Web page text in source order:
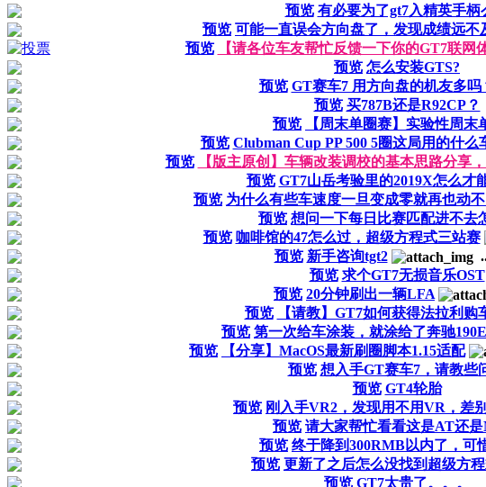
预览 有必要为了gt7入精英手柄
预览 可能一直误会方向盘了，发现成绩远不
预览
【请各位车友帮忙反馈一下你的GT7联网
预览 怎么安装GTS?
预览 GT赛车7 用方向盘的机友多吗
预览 买787B还是R92CP？
预览
【周末单圈赛】实验性周末
预览 Clubman Cup PP 500 5圈这局用的什么
预览
【版主原创】车辆改装调校的基本思路分享
预览 GT7山岳考验里的2019X怎么才
预览 为什么有些车速度一旦变成零就再也动
预览 想问一下每日比赛匹配进不去
预览 咖啡馆的47怎么过，超级方程式三站赛
预览 新手咨询tgt2
预览 求个GT7无损音乐OST
预览 20分钟刷出一辆LFA
预览
【请教】GT7如何获得法拉利购
预览 第一次给车涂装，就涂给了奔驰190E
预览
【分享】MacOS最新刷圈脚本1.15适配
预览 想入手GT赛车7，请教些
预览 GT4轮胎
预览 刚入手VR2，发现用不用VR，
预览 请大家帮忙看看这是AT还
预览 终于降到300RMB以内了，
预览 更新了之后怎么没找到超级方
预览 GT7太贵了。。。